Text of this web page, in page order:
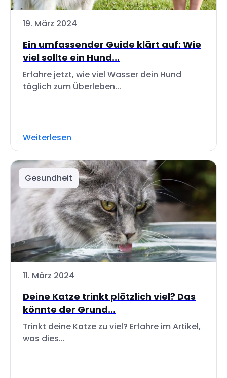
19. März 2024
Ein umfassender Guide klärt auf: Wie
viel sollte ein Hund...
Erfahre jetzt, wie viel Wasser dein Hund
täglich zum Überleben...
Weiterlesen
Gesundheit
11. März 2024
Deine Katze trinkt plötzlich viel? Das
könnte der Grund...
Trinkt deine Katze zu viel? Erfahre im Artikel,
was dies...